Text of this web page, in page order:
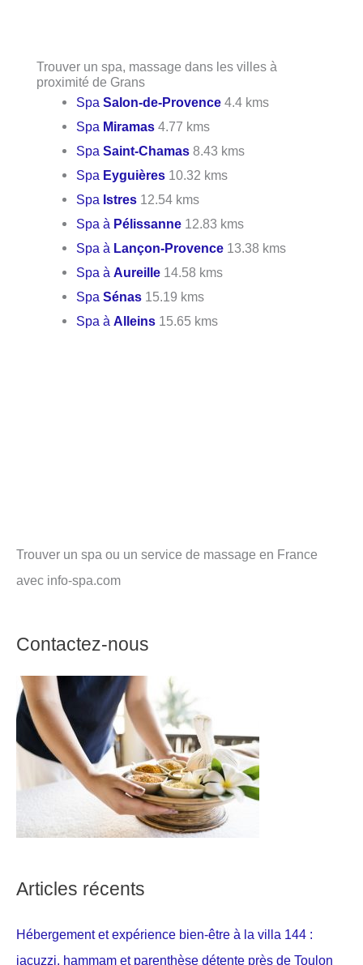
Trouver un spa, massage dans les villes à
proximité de Grans
SpaSalon-de-Provence 4.4 kms
Spa Miramas 4.77 kms
SpaSaint-Chamas 8.43 kms
Spa Eyguières 10.32 kms
Spa Istres 12.54 kms
Spa à Pélissanne 12.83 kms
Spa à Lançon-Provence 13.38 kms
Spa àAureille 14.58 kms
SpaSénas 15.19 kms
Spa àAlleins 15.65 kms
Trouver un spa ou un service de massage en France
avec info-spa.com
Contactez-nous
Articles récents
Hébergement et expérience bien-être à la villa 144 :
jacuzzi, hammam et parenthèse détente près de Toulon